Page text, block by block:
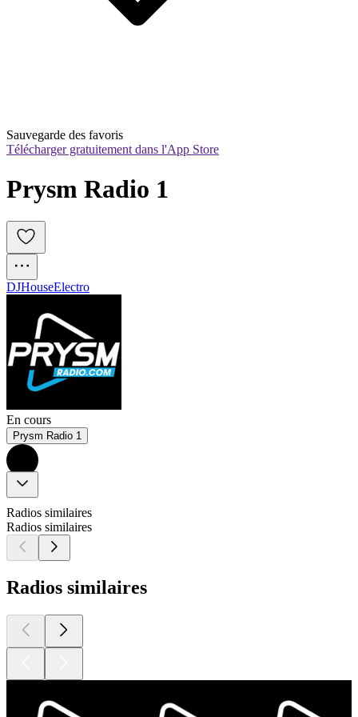
Sauvegarde des favoris
Télécharger gratuitement dans l'App Store
Prysm Radio 1
DJHouseElectro
En cours
Prysm Radio 1
Radios similaires
Radios similaires
Radios similaires